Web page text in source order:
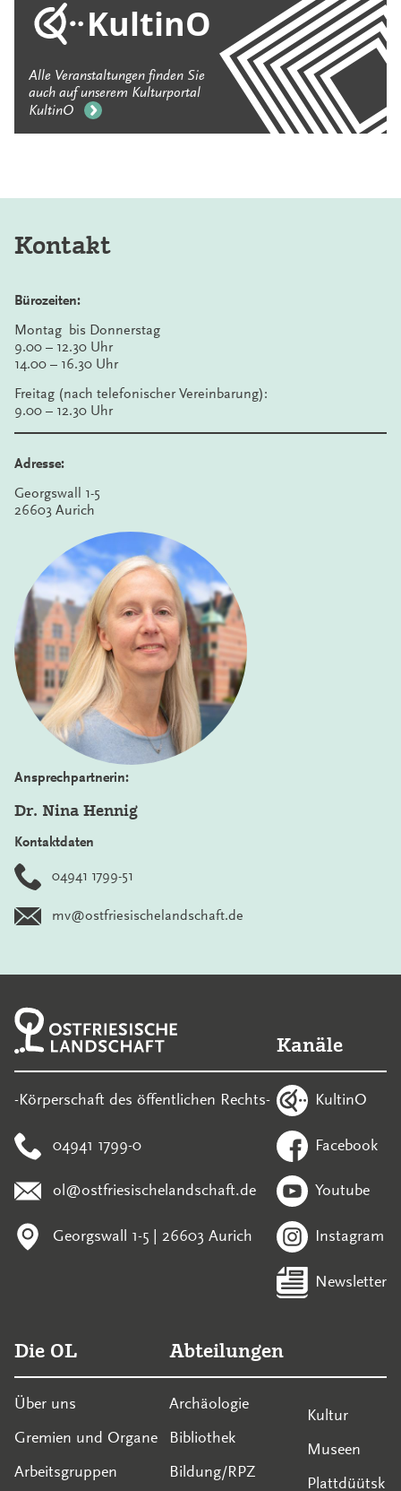
KultinO
Alle Veranstaltungen finden Sie
auch auf unserem Kulturportal
KultinO
Kontakt
Bürozeiten:
Montag bis Donnerstag
9.00 – 12.30 Uhr
14.00 – 16.30 Uhr
Freitag (nach telefonischer Vereinbarung):
9.00 – 12.30 Uhr
Adresse:
Georgswall 1-5
26603 Aurich
Ansprechpartnerin:
Dr. Nina Hennig
Kontaktdaten
04941 1799-51
mv@ostfriesischelandschaft.de
-Körperschaft des öffentlichen Rechts-
04941 1799-0
ol@ostfriesischelandschaft.de
Georgswall 1-5 | 26603 Aurich
Kanäle
KultinO
Facebook
Youtube
Instagram
Newsletter
Die OL
Über uns
Gremien und Organe
Arbeitsgruppen
Abteilungen
Archäologie
Bibliothek
Bildung/RPZ
Kultur
Museen
Plattdüütsk